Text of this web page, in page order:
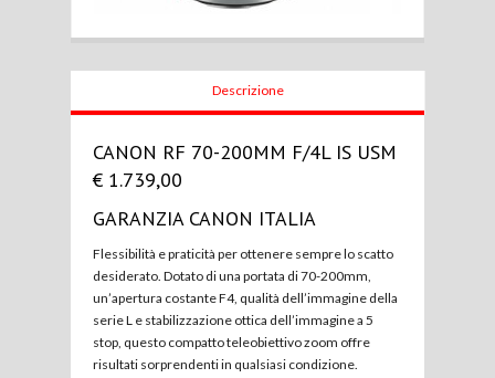
Descrizione
CANON RF 70-200MM F/4L IS USM
€ 1.739,00
GARANZIA CANON ITALIA
Flessibilità e praticità per ottenere sempre lo scatto
desiderato. Dotato di una portata di 70-200mm,
un’apertura costante F4, qualità dell’immagine della
serie L e stabilizzazione ottica dell’immagine a 5
stop, questo compatto teleobiettivo zoom offre
risultati sorprendenti in qualsiasi condizione.